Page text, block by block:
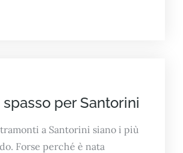
spasso per Santorini
a Santorini siano i più
Forse perché è nata